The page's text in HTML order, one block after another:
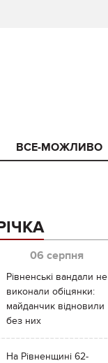
ВСЕ-МОЖЛИВО
06 серпня
Рівненські вандали не
виконали обіцянки:
майданчик відновили
без них
На Рівненщині 62-